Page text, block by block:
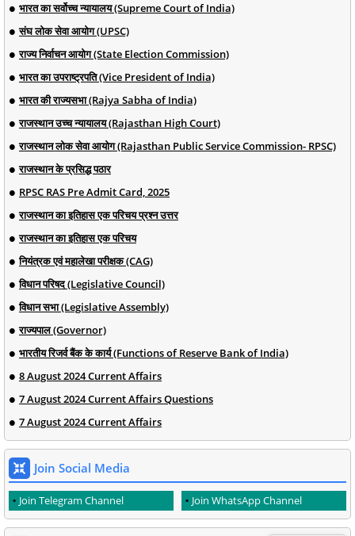
भारत का सर्वोच्च न्यायालय (Supreme Court of India)
संघ लोक सेवा आयोग (UPSC)
राज्य निर्वाचन आयोग (State Election Commission)
भारत का उपराष्ट्रपति (Vice President of India)
भारत की राज्यसभा (Rajya Sabha of India)
राजस्थान उच्च न्यायालय (Rajasthan High Court)
राजस्थान लोक सेवा आयोग (Rajasthan Public Service Commission- RPSC)
राजस्थान के प्रसिद्ध पठार
RPSC RAS Pre Admit Card, 2025
राजस्थान का इतिहास एक परिचय प्रश्न उत्तर
राजस्थान का इतिहास एक परिचय
नियंत्रक एवं महालेखा परीक्षक (CAG)
विधान परिषद (Legislative Council)
विधान सभा (Legislative Assembly)
राज्यपाल (Governor)
भारतीय रिजर्व बैंक के कार्य (Functions of Reserve Bank of India)
8 August 2024 Current Affairs
7 August 2024 Current Affairs Questions
7 August 2024 Current Affairs
Join Social Media
Join Telegram Channel Join WhatsApp Channel